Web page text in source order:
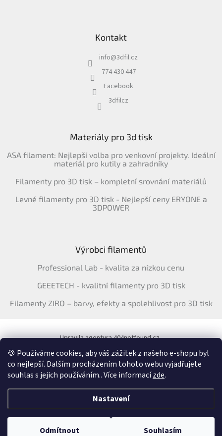
🍪 Používáme cookies, aby váš zážitek z našeho e-shopu byl
co nejlepší. Dalším procházením tohoto webu vyjadřujete
souhlas s jejich používáním.. Více informacízde.
Nastavení
Odmítnout Souhlasím
Kontakt
info@3dfil.cz
774 430 447
Facebook
3dfilcz
Materiály pro 3d tisk
ASA filament: Nejlepší volba pro venkovní projekty. Ideální
materiál pro kutily a zahradníky
Filamenty pro 3D tisk – kompletní srovnání materiálů
Levné filamenty pro 3D tisk - Nejlepší ceny ERYONE a
3DPOWER
Výrobci filamentů
Professional Lab - kvalita za nízkou cenu
GEEETECH - kvalitní filamenty pro 3D tisk
Filamenty ZIRO – barvy, efekty a spolehlivost pro 3D tisk
Upravila agentura 404notfound.cz
Katalog filamentů ERYONE pro ČR
Vytvořil Shoptet &
Copyright 2026
Upravit nastavení